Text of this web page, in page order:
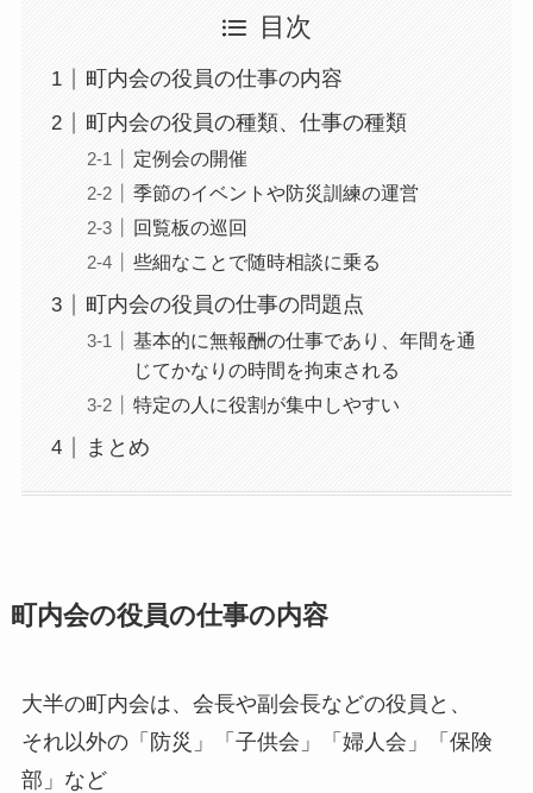
目次
町内会の役員の仕事の内容
町内会の役員の種類、仕事の種類
定例会の開催
季節のイベントや防災訓練の運営
回覧板の巡回
些細なことで随時相談に乗る
町内会の役員の仕事の問題点
基本的に無報酬の仕事であり、年間を通
じてかなりの時間を拘束される
特定の人に役割が集中しやすい
まとめ
町内会の役員の仕事の内容
大半の町内会は、会長や副会長などの役員と、
それ以外の「防災」「子供会」「婦人会」「保険
部」など